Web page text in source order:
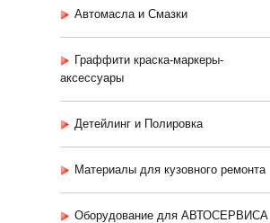
Автомасла и Смазки
Граффити краска-маркеры-
аксессуары
Детейлинг и Полировка
Материалы для кузовного ремонта
Оборудование для АВТОСЕРВИСА